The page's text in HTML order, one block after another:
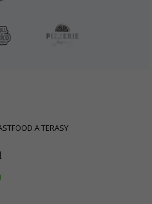
A TERASY